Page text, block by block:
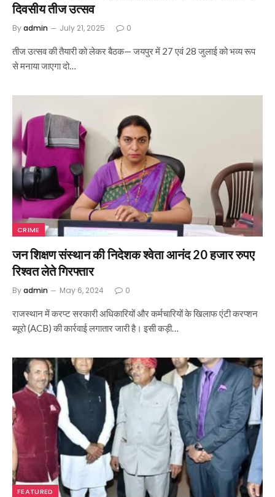
दिवसीय तीज उत्सव
Byadmin July 21, 2025 0
तीज उत्सव की तैयारी को लेकर बैठक— जयपुर में 27 एवं 28 जुलाई को भव्य रूप
से मनाया जाएगा दो…
CRIME
जन शिक्षण संस्थान की निदेशक श्वेता आनंद 20 हजार रुपए
रिश्वत लेते गिरफ्तार
Byadmin May 6, 2024 0
राजस्थान में करप्ट सरकारी अधिकारियों और कर्मचारियों के खिलाफ एंटी करप्शन
ब्यूरो (ACB) की कार्रवाई लगातार जारी है। इसी कड़ी…
FEATURED